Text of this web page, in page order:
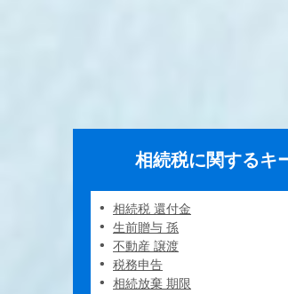
相続税に関するキ
相続税 還付金
生前贈与 孫
不動産 譲渡
税務申告
相続放棄 期限